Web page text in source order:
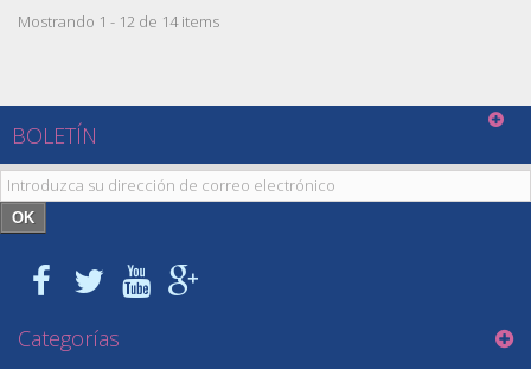
Mostrando 1 - 12 de 14 items
BOLETÍN
OK
Categorías